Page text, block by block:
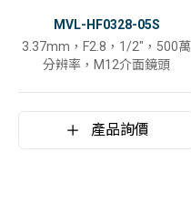
MVL-HF0328-05S
3.37mm，F2.8，1/2"，500萬
分辨率，M12介面鏡頭
產品詢價